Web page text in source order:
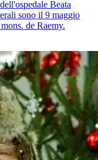
Beata
sono il 9 maggio
de Raemy.